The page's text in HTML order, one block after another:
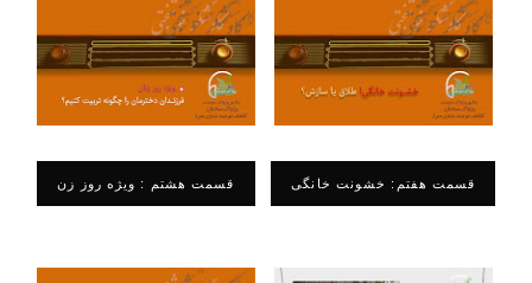
قسمت هشتم : ویژه روز زن قسمت هفتم: خشونت خانگی